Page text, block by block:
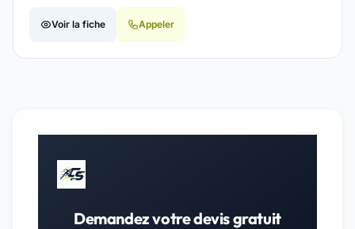
Voir la fiche Appeler
Demandez votre devis gratuit